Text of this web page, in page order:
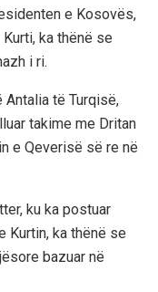
e Kosovës,
ka thënë se
i ri.
Antalia të Turqisë,
takime me Dritan
e Qeverisë së re në
ku ka postuar
Kurtin, ka thënë se
bazuar në